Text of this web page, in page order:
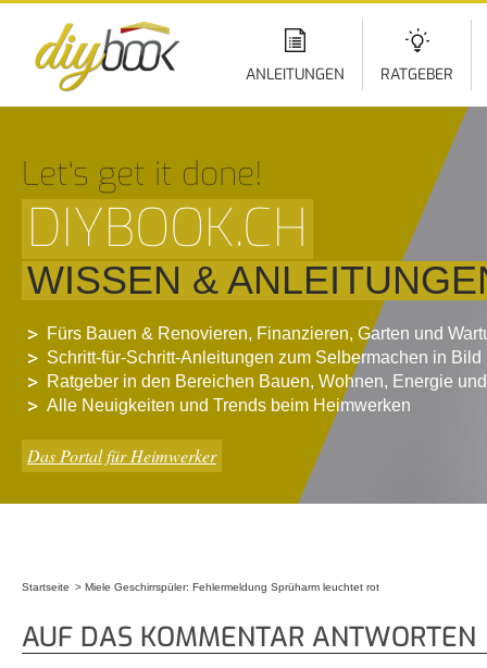
ANLEITUNGEN RATGEBER
Let‘s get it done!
DIYBOOK.CH
WISSEN &
Fürs Bauen & Renovieren, Finanzieren, Garten und
Schritt-für-Schritt-Anleitungen zum Selbermachen in Bild
Ratgeber in den Bereichen Bauen, Wohnen, Energie
Alle Neuigkeiten und Trends beim Heimwerken
Das Portal für Heimwerker
Startseite Miele Geschirrspüler: Fehlermeldung Sprüharm leuchtet rot
AUF DAS KOMMENTAR ANTWORTEN